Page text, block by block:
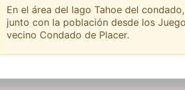
En el área del lago Tahoe del
junto con la población desde los
vecino Condado de Placer.